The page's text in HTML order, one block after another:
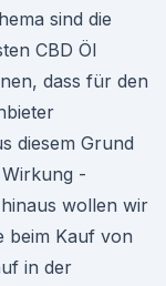
sind die
CBD Öl
dass für den
diesem Grund
-
wollen wir
beim Kauf von
in der